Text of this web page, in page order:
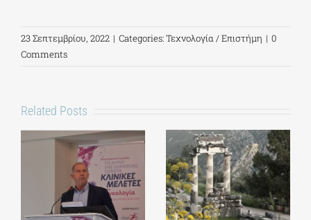
23 Σεπτεμβρίου, 2022 | Categories:Τεχνολογία / Επιστήμη | 0
Comments
Related Posts